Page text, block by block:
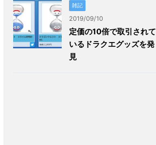
雑記
2019/09/10
定価の10倍で取引されて
いるドラクエグッズを発
見